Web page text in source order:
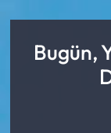
Bugün,
Haber